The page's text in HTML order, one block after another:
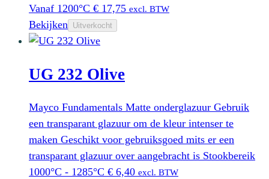
Vanaf 1200°C € 17,75 excl. BTW
Bekijken Uitverkocht
UG 232 Olive
Mayco Fundamentals Matte onderglazuur Gebruik
een transparant glazuur om de kleur intenser te
maken Geschikt voor gebruiksgoed mits er een
transparant glazuur over aangebracht is Stookbereik
1000°C - 1285°C € 6,40 excl. BTW